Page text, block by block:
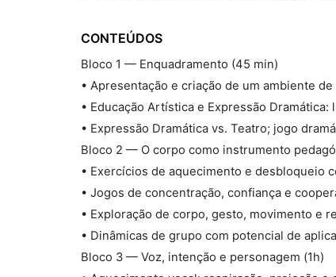
CONTEÚDOS
Bloco 1 — Enquadramento (45 min)
• Apresentação e criação de um ambiente
• Educação Artística e Expressão
• Expressão Dramática vs. Teatro; jogo
Bloco 2 — O corpo como instrumento
• Exercícios de aquecimento e desbloqueio
• Jogos de concentração, confiança e
• Exploração de corpo, gesto, movimento e
• Dinâmicas de grupo com potencial de
Bloco 3 — Voz, intenção e personagem (1h)